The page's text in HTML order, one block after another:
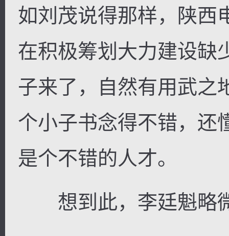
如刘茂说得那样，陕西
在积极筹划大力建设缺
子来了，自然有用武之
个小子书念得不错，还
是个不错的人才。
想到此，李廷魁略